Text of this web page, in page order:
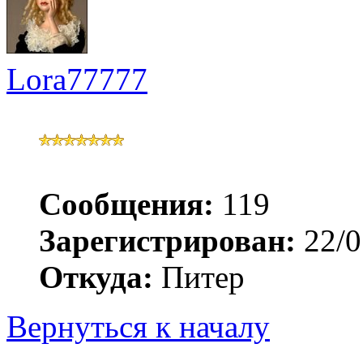
Lora77777
Сообщения: 119
Зарегистрирован: 22/
Откуда: Питер
Вернуться к началу